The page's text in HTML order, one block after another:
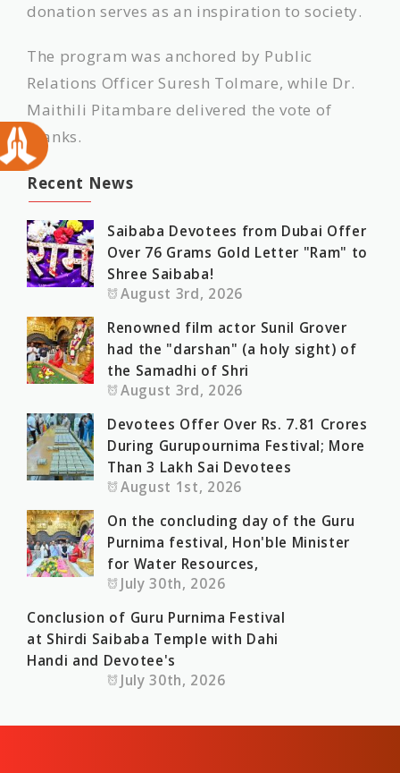
donation serves as an inspiration to society.
The program was anchored by Public
Relations Officer Suresh Tolmare, while Dr.
Maithili Pitambare delivered the vote of
thanks.
Recent News
Saibaba Devotees from Dubai Offer
Over 76 Grams Gold Letter "Ram" to
Shree Saibaba!
August 3rd, 2026
Renowned film actor Sunil Grover
had the "darshan" (a holy sight) of
the Samadhi of Shri
August 3rd, 2026
Devotees Offer Over Rs. 7.81 Crores
During Gurupournima Festival; More
Than 3 Lakh Sai Devotees
August 1st, 2026
On the concluding day of the Guru
Purnima festival, Hon'ble Minister
for Water Resources,
July 30th, 2026
Conclusion of Guru Purnima Festival
at Shirdi Saibaba Temple with Dahi
Handi and Devotee's
July 30th, 2026